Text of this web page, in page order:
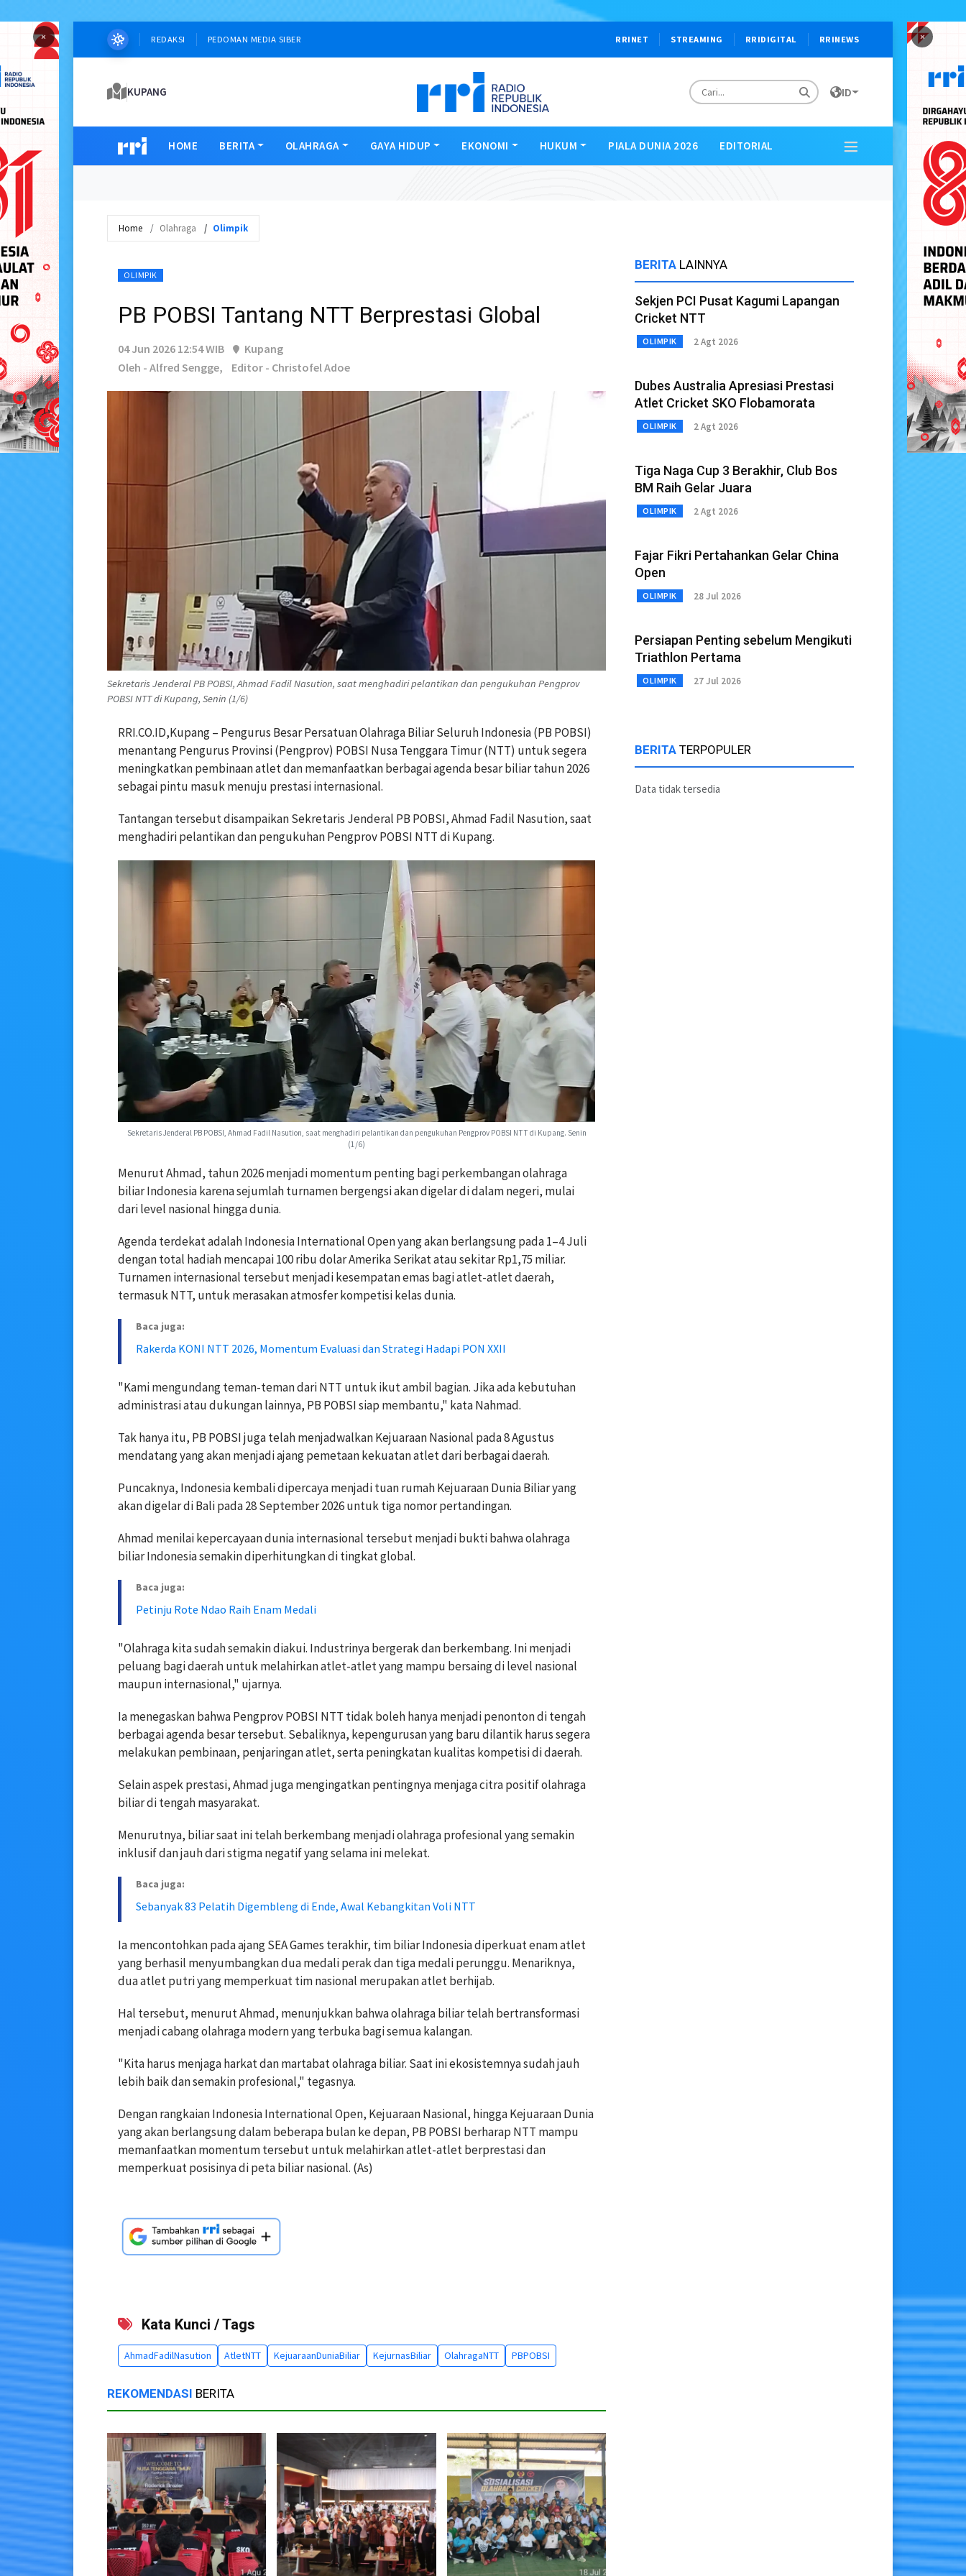
× ×
REDAKSI PEDOMAN MEDIA SIBER RRINET STREAMING RRIDIGITAL RRINEWS
KUPANG ID
HOME BERITA OLAHRAGA GAYA HIDUP EKONOMI HUKUM PIALA DUNIA 2026 EDITORIAL
Home Olahraga Olimpik
OLIMPIK
PB POBSI Tantang NTT Berprestasi Global
04 Jun 2026 12:54 WIB
Kupang
Oleh - Alfred Sengge,
Editor - Christofel Adoe
Sekretaris Jenderal PB POBSI, Ahmad Fadil Nasution, saat menghadiri pelantikan dan pengukuhan Pengprov
POBSI NTT di Kupang, Senin (1/6)
RRI.CO.ID,Kupang – Pengurus Besar Persatuan Olahraga Biliar Seluruh Indonesia (PB POBSI)
menantang Pengurus Provinsi (Pengprov) POBSI Nusa Tenggara Timur (NTT) untuk segera
meningkatkan pembinaan atlet dan memanfaatkan berbagai agenda besar biliar tahun 2026
sebagai pintu masuk menuju prestasi internasional.
Tantangan tersebut disampaikan Sekretaris Jenderal PB POBSI, Ahmad Fadil Nasution, saat
menghadiri pelantikan dan pengukuhan Pengprov POBSI NTT di Kupang.
Sekretaris Jenderal PB POBSI, Ahmad Fadil Nasution, saat menghadiri pelantikan dan pengukuhan Pengprov POBSI NTT di Kupang. Senin
(1/6)
Menurut Ahmad, tahun 2026 menjadi momentum penting bagi perkembangan olahraga
biliar Indonesia karena sejumlah turnamen bergengsi akan digelar di dalam negeri, mulai
dari level nasional hingga dunia.
Agenda terdekat adalah Indonesia International Open yang akan berlangsung pada 1–4 Juli
dengan total hadiah mencapai 100 ribu dolar Amerika Serikat atau sekitar Rp1,75 miliar.
Turnamen internasional tersebut menjadi kesempatan emas bagi atlet-atlet daerah,
termasuk NTT, untuk merasakan atmosfer kompetisi kelas dunia.
Baca juga:
Rakerda KONI NTT 2026, Momentum Evaluasi dan Strategi Hadapi PON XXII
"Kami mengundang teman-teman dari NTT untuk ikut ambil bagian. Jika ada kebutuhan
administrasi atau dukungan lainnya, PB POBSI siap membantu," kata Nahmad.
Tak hanya itu, PB POBSI juga telah menjadwalkan Kejuaraan Nasional pada 8 Agustus
mendatang yang akan menjadi ajang pemetaan kekuatan atlet dari berbagai daerah.
Puncaknya, Indonesia kembali dipercaya menjadi tuan rumah Kejuaraan Dunia Biliar yang
akan digelar di Bali pada 28 September 2026 untuk tiga nomor pertandingan.
Ahmad menilai kepercayaan dunia internasional tersebut menjadi bukti bahwa olahraga
biliar Indonesia semakin diperhitungkan di tingkat global.
Baca juga:
Petinju Rote Ndao Raih Enam Medali
"Olahraga kita sudah semakin diakui. Industrinya bergerak dan berkembang. Ini menjadi
peluang bagi daerah untuk melahirkan atlet-atlet yang mampu bersaing di level nasional
maupun internasional," ujarnya.
Ia menegaskan bahwa Pengprov POBSI NTT tidak boleh hanya menjadi penonton di tengah
berbagai agenda besar tersebut. Sebaliknya, kepengurusan yang baru dilantik harus segera
melakukan pembinaan, penjaringan atlet, serta peningkatan kualitas kompetisi di daerah.
Selain aspek prestasi, Ahmad juga mengingatkan pentingnya menjaga citra positif olahraga
biliar di tengah masyarakat.
Menurutnya, biliar saat ini telah berkembang menjadi olahraga profesional yang semakin
inklusif dan jauh dari stigma negatif yang selama ini melekat.
Baca juga:
Sebanyak 83 Pelatih Digembleng di Ende, Awal Kebangkitan Voli NTT
Ia mencontohkan pada ajang SEA Games terakhir, tim biliar Indonesia diperkuat enam atlet
yang berhasil menyumbangkan dua medali perak dan tiga medali perunggu. Menariknya,
dua atlet putri yang memperkuat tim nasional merupakan atlet berhijab.
Hal tersebut, menurut Ahmad, menunjukkan bahwa olahraga biliar telah bertransformasi
menjadi cabang olahraga modern yang terbuka bagi semua kalangan.
"Kita harus menjaga harkat dan martabat olahraga biliar. Saat ini ekosistemnya sudah jauh
lebih baik dan semakin profesional," tegasnya.
Dengan rangkaian Indonesia International Open, Kejuaraan Nasional, hingga Kejuaraan Dunia
yang akan berlangsung dalam beberapa bulan ke depan, PB POBSI berharap NTT mampu
memanfaatkan momentum tersebut untuk melahirkan atlet-atlet berprestasi dan
memperkuat posisinya di peta biliar nasional. (As)
Kata Kunci / Tags
AhmadFadilNasution AtletNTT KejuaraanDuniaBiliar KejurnasBiliar OlahragaNTT PBPOBSI
REKOMENDASI BERITA
BERITA LAINNYA
Sekjen PCI Pusat Kagumi Lapangan
Cricket NTT
OLIMPIK 2 Agt 2026
Dubes Australia Apresiasi Prestasi
Atlet Cricket SKO Flobamorata
OLIMPIK 2 Agt 2026
Tiga Naga Cup 3 Berakhir, Club Bos
BM Raih Gelar Juara
OLIMPIK 2 Agt 2026
Fajar Fikri Pertahankan Gelar China
Open
OLIMPIK 28 Jul 2026
Persiapan Penting sebelum Mengikuti
Triathlon Pertama
OLIMPIK 27 Jul 2026
BERITA TERPOPULER
Data tidak tersedia